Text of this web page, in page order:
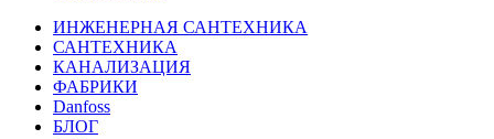
ИНЖЕНЕРНАЯ САНТЕХНИКА
САНТЕХНИКА
КАНАЛИЗАЦИЯ
ФАБРИКИ
Danfoss
БЛОГ